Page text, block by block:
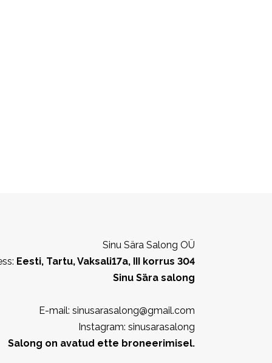
Sinu Sära Salong OÜ
Eesti, Tartu, Vaksali17a, III korrus 304
Sinu Sära salong
E-mail: sinusarasalong@gmail.com
Instagram: sinusarasalong
Salong on avatud ette broneerimisel.